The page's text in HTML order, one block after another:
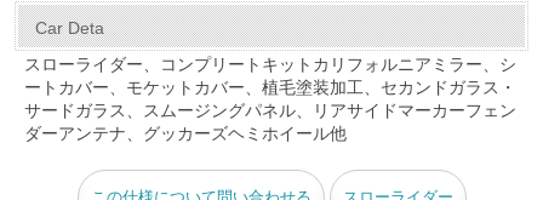
c
e
b
o
er
e
st
tt
er
m
bl
r
e
ail
Car Deta
スローライダー、コンプリートキットカリフォルニアミラー、シ
ートカバー、モケットカバー、植毛塗装加工、セカンドガラス・
サードガラス、スムージングパネル、リアサイドマーカーフェン
ダーアンテナ、グッカーズヘミホイール他